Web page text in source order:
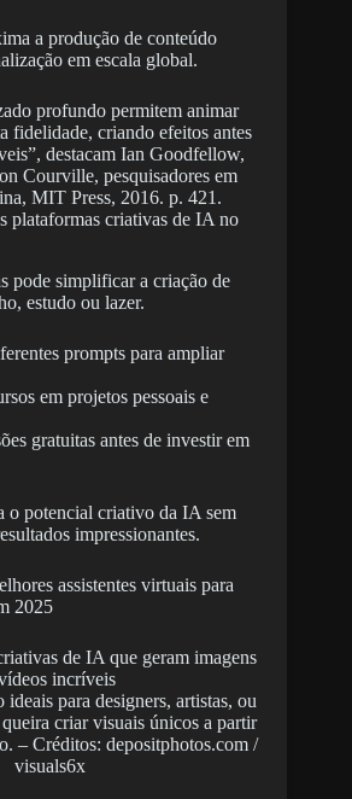
a produção de conteúdo
em escala global.
profundo permitem animar
fidelidade, criando efeitos antes
destacam Ian Goodfellow,
Courville, pesquisadores em
MIT Press, 2016. p. 421.
plataformas criativas de IA no
pode simplificar a criação de
estudo ou lazer.
prompts para ampliar
em projetos pessoais e
gratuitas antes de investir em
o potencial criativo da IA sem
impressionantes.
assistentes virtuais para
2025
ideais para designers, artistas, ou
criar visuais únicos a partir
– Créditos: depositphotos.com /
visuals6x